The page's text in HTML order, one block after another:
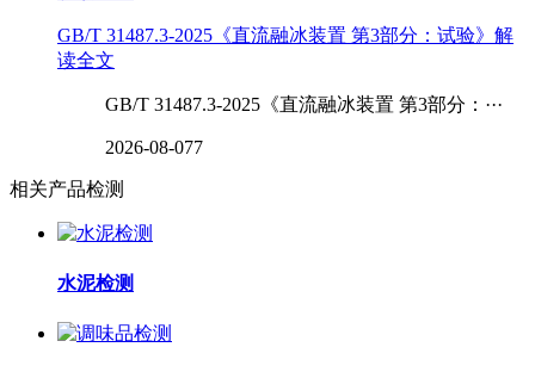
GB/T 31487.3-2025《直流融冰装置 第3部分：试验》解
读全文
GB/T 31487.3-2025《直流融冰装置 第3部分：···
2026-08-077
相关产品检测
水泥检测